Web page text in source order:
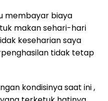
membayar biaya
makan sehari-hari
keseharian saya
tidak tetap
kondisinya saat ini ,